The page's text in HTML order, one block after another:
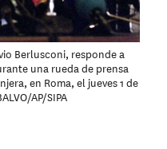
Berlusconi, responde a
una rueda de prensa
en Roma, el jueves 1 de
AP/SIPA